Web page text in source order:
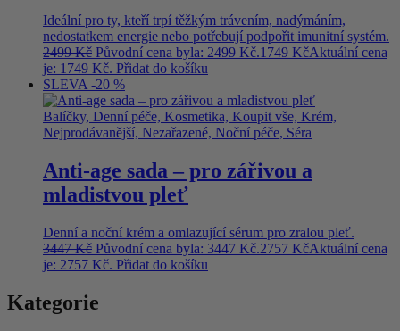
Ideální pro ty, kteří trpí těžkým trávením, nadýmáním,
nedostatkem energie nebo potřebují podpořit imunitní systém.
2499Kč Původní cena byla: 2499 Kč.1749 KčAktuální cena
je: 1749 Kč. Přidat do košíku
SLEVA -20 %
Balíčky, Denní péče, Kosmetika, Koupit vše, Krém,
Nejprodávanější, Nezařazené, Noční péče, Séra
Anti-age sada – pro zářivou a
mladistvou pleť
Denní a noční krém a omlazující sérum pro zralou pleť.
3447Kč Původní cena byla: 3447 Kč.2757 KčAktuální cena
je: 2757 Kč. Přidat do košíku
Kategorie